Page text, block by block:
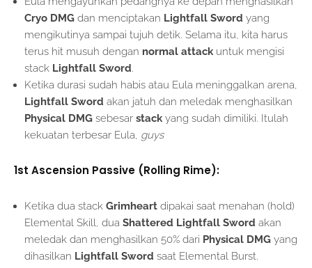
Cryo DMG dan menciptakan Lightfall Sword yang
mengikutinya sampai tujuh detik. Selama itu, kita harus
terus hit musuh dengan normal attackuntuk mengisi
stack Lightfall Sword.
Ketika durasi sudah habis atau Eula meninggalkan arena,
Lightfall Sword akan jatuh dan meledak menghasilkan
Physical DMG sebesar stackyang sudah dimiliki. Itulah
kekuatan terbesar Eula, guys
1st Ascension Passive (Rolling Rime):
Ketika dua stack Grimheart dipakai saat menahan (hold)
Elemental Skill, dua Shattered Lightfall Sword akan
meledak dan menghasilkan 50% dari Physical DMG yang
dihasilkan Lightfall Sword saat Elemental Burst.